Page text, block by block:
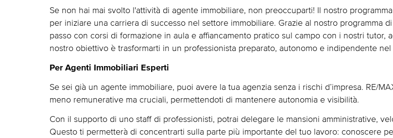
Se non hai mai svolto l'attività di agente immobiliare, non preoccuparti! Il nostro
per iniziare una carriera di successo nel settore immobiliare. Grazie al nostro programma
passo con corsi di formazione in aula e affiancamento pratico sul campo con i nostri tutor,
nostro obiettivo è trasformarti in un professionista preparato, autonomo e indipendente
Per Agenti Immobiliari Esperti
Se sei già un agente immobiliare, puoi avere la tua agenzia senza i rischi d’impresa. RE/
meno remunerative ma cruciali, permettendoti di mantenere autonomia e visibilità.
Con il supporto di uno staff di professionisti, potrai delegare le mansioni amministrative,
Questo ti permetterà di concentrarti sulla parte più importante del tuo lavoro: conoscere